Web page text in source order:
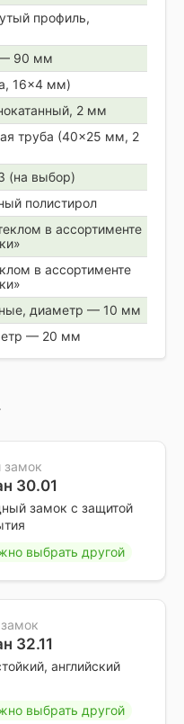
профиль,
90 мм
16×4 мм)
2 мм
труба (40×25 мм, 2
(на выбор)
полистирол
в ассортименте
в ассортименте
диаметр — 10 мм
— 20 мм
замок
30.01
замок с защитой
выбрать другой
32.11
английский
выбрать другой